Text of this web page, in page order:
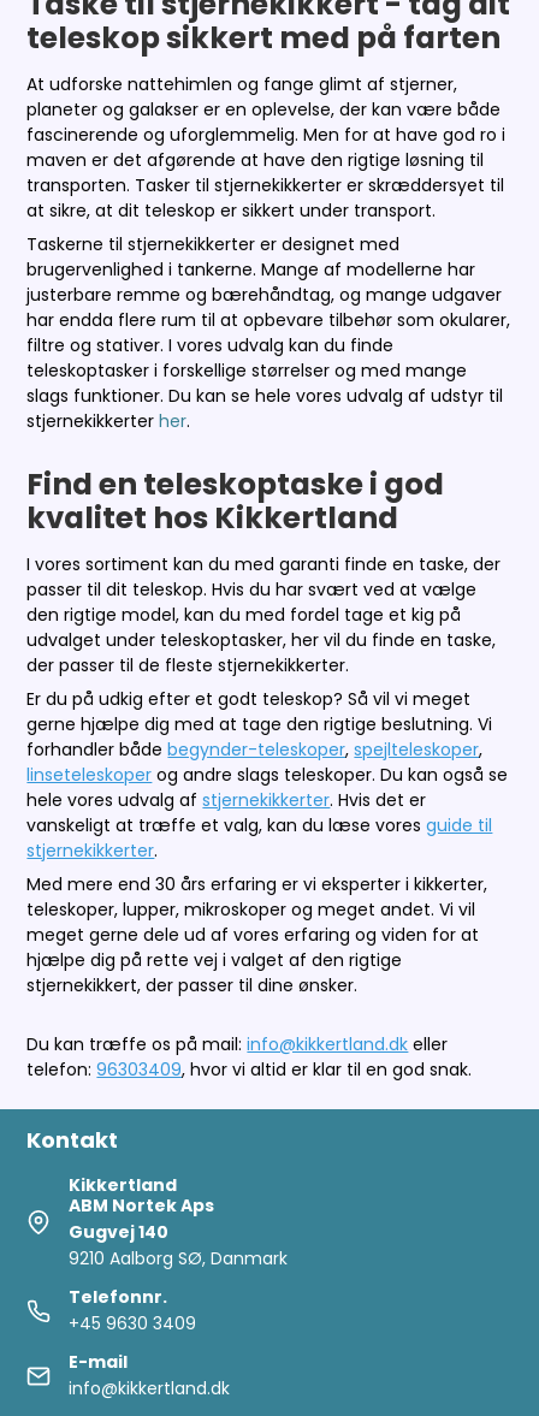
teleskop sikkert med på farten
At udforske nattehimlen og fange glimt af stjerner,
planeter og galakser er en oplevelse, der kan være både
fascinerende og uforglemmelig. Men for at have god ro i
maven er det afgørende at have den rigtige løsning til
transporten. Tasker til stjernekikkerter er skræddersyet til
at sikre, at dit teleskop er sikkert under transport.
Taskerne til stjernekikkerter er designet med
brugervenlighed i tankerne. Mange af modellerne har
justerbare remme og bærehåndtag, og mange udgaver
har endda flere rum til at opbevare tilbehør som okularer,
filtre og stativer. I vores udvalg kan du finde
teleskoptasker i forskellige størrelser og med mange
slags funktioner. Du kan se hele vores udvalg af udstyr til
stjernekikkerterher.
Find en teleskoptaske i god
kvalitet hos Kikkertland
I vores sortiment kan du med garanti finde en taske, der
passer til dit teleskop. Hvis du har svært ved at vælge
den rigtige model, kan du med fordel tage et kig på
udvalget under teleskoptasker, her vil du finde en taske,
der passer til de fleste stjernekikkerter.
Er du på udkig efter et godt teleskop? Så vil vi meget
gerne hjælpe dig med at tage den rigtige beslutning. Vi
forhandler bådebegynder-teleskoper,spejlteleskoper,
linseteleskoper og andre slags teleskoper. Du kan også se
hele vores udvalg afstjernekikkerter. Hvis det er
vanskeligt at træffe et valg, kan du læse voresguide til
stjernekikkerter.
Med mere end 30 års erfaring er vi eksperter i kikkerter,
teleskoper, lupper, mikroskoper og meget andet. Vi vil
meget gerne dele ud af vores erfaring og viden for at
hjælpe dig på rette vej i valget af den rigtige
stjernekikkert, der passer til dine ønsker.
Du kan træffe os på mail:info@kikkertland.dk eller
telefon:96303409, hvor vi altid er klar til en god snak.
Kontakt
Kikkertland
ABM Nortek Aps
Gugvej 140
9210 Aalborg SØ, Danmark
Telefonnr.
+45 9630 3409
E-mail
info@kikkertland.dk